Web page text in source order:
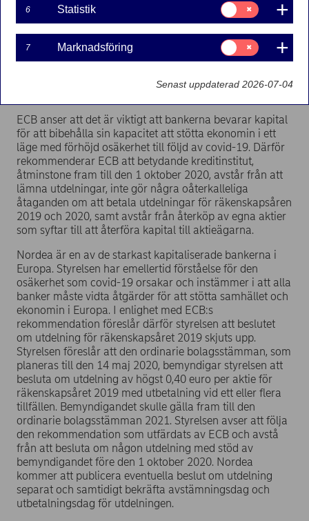
Mot bakgrund av covid-19-pandemin och den
rekommendation som Europeiska centralbanken (ECB)
med anledning av detta utfärdade den 27 mars 2020,
föreslår Nordeas styrelse att beslutet om utdelning för
utdelningsförslag till den ordinarie bolagsstämman som
ECB anser att det är viktigt att bankerna bevarar kapital
för att bibehålla sin kapacitet att stötta ekonomin i ett
läge med förhöjd osäkerhet till följd av covid-19. Därför
rekommenderar ECB att betydande kreditinstitut,
åtminstone fram till den 1 oktober 2020, avstår från att
lämna utdelningar, inte gör några oåterkalleliga
åtaganden om att betala utdelningar för räkenskapsåren
2019 och 2020, samt avstår från återköp av egna aktier
som syftar till att återföra kapital till aktieägarna.
Nordea är en av de starkast kapitaliserade bankerna i
Europa. Styrelsen har emellertid förståelse för den
osäkerhet som covid-19 orsakar och instämmer i att alla
banker måste vidta åtgärder för att stötta samhället och
ekonomin i Europa. I enlighet med ECB:s
rekommendation föreslår därför styrelsen att beslutet
om utdelning för räkenskapsåret 2019 skjuts upp.
Styrelsen föreslår att den ordinarie bolagsstämman, som
planeras till den 14 maj 2020, bemyndigar styrelsen att
besluta om utdelning av högst 0,40 euro per aktie för
räkenskapsåret 2019 med utbetalning vid ett eller flera
tillfällen. Bemyndigandet skulle gälla fram till den
ordinarie bolagsstämman 2021. Styrelsen avser att följa
den rekommendation som utfärdats av ECB och avstå
från att besluta om någon utdelning med stöd av
bemyndigandet före den 1 oktober 2020. Nordea
kommer att publicera eventuella beslut om utdelning
separat och samtidigt bekräfta avstämningsdag och
utbetalningsdag för utdelningen.
6 Statistik
Samtycke
för:
Statistik
7 Marknadsföring
Samtycke
för:
Marknadsföring
Senast uppdaterad 2026-07-04